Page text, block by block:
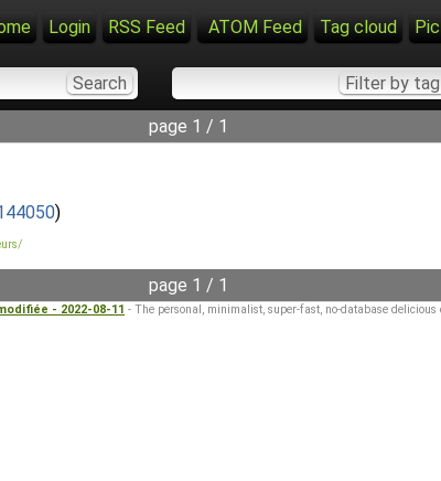
Login RSS Feed ATOM Feed Tag cloud
page 1 / 1
)
page 1 / 1
- 2022-08-11 - The personal, minimalist, super-fast, no-database delicious